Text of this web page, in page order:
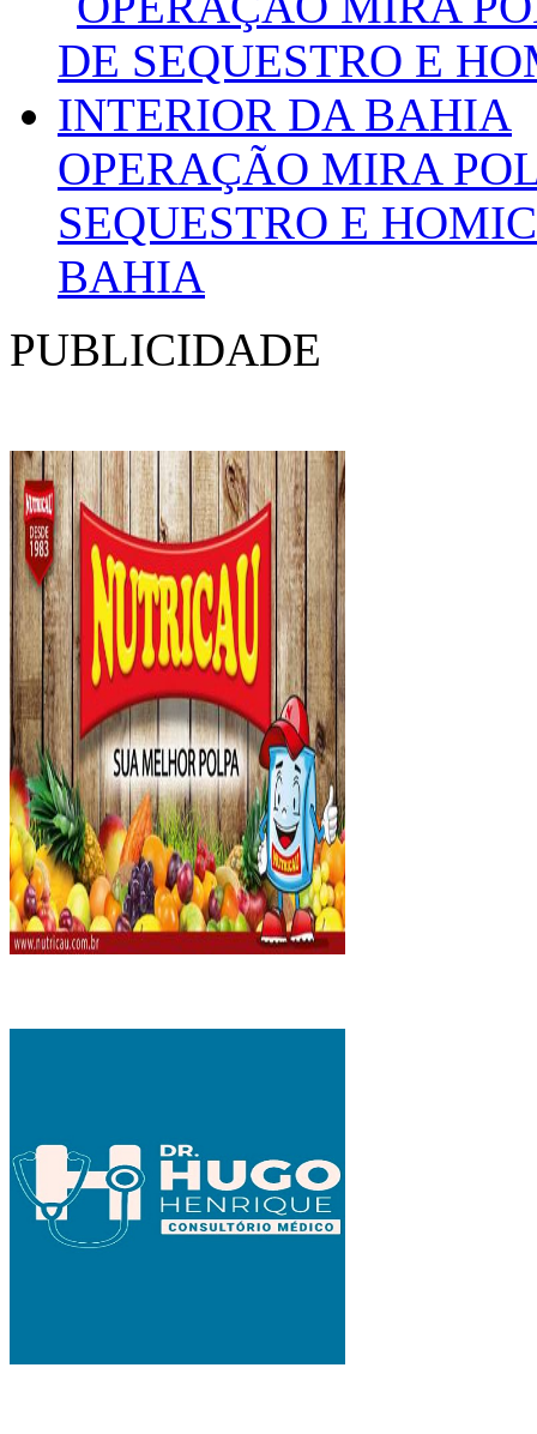
OPERAÇÃO MIRA
SEQUESTRO E
BAHIA
PUBLICIDADE